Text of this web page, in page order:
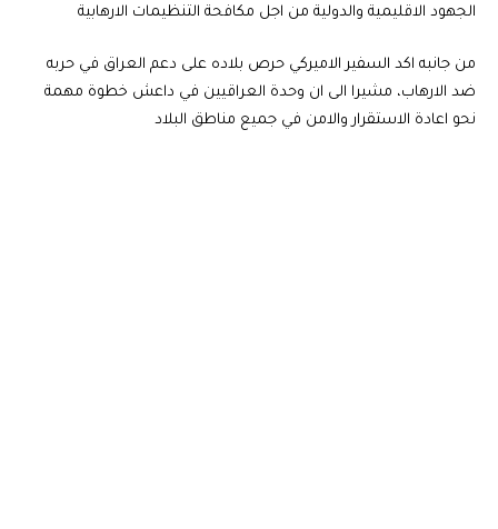
الجهود الاقليمية والدولية من اجل مكافحة التنظيمات الارهابية
من جانبه اكد السفير الاميركي حرص بلاده على دعم العراق في حربه
ضد الارهاب، مشيرا الى ان وحدة العراقيين في داعش خطوة مهمة
نحو اعادة الاستقرار والامن في جميع مناطق البلاد